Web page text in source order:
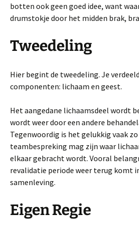
botten ook geen goed idee, want
drumstokje door het midden brak,
Tweedeling
Hier begint de tweedeling. Je
componenten: lichaam en geest.
Het aangedane lichaamsdeel wordt
wordt weer door een andere
Tegenwoordig is het gelukkig vaak
teambespreking mag zijn waar
elkaar gebracht wordt. Vooral
revalidatie periode weer terug komt
samenleving.
Eigen Regie